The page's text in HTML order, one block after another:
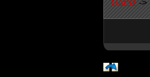
Garáž ->